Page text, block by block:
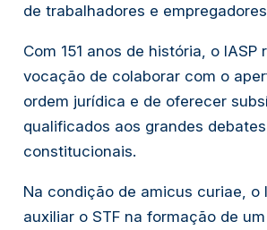
de trabalhadores e
Com 151 anos de história, o IASP
vocação de colaborar com o
ordem jurídica e de oferecer
qualificados aos grandes debates
constitucionais.
Na condição de amicus curiae ,
auxiliar o STF na formação de